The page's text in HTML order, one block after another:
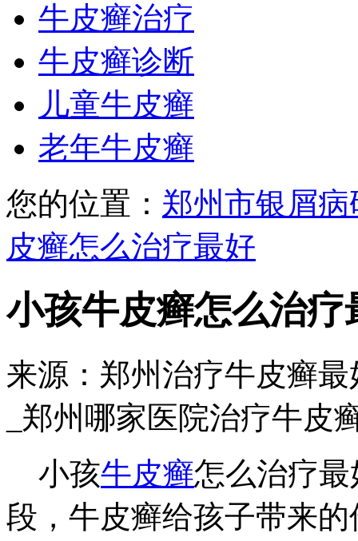
牛皮癣治疗
牛皮癣诊断
儿童牛皮癣
老年牛皮癣
您的位置： 郑州市银屑病
皮癣怎么治疗最好
小孩牛皮癣怎么治疗
来源：郑州治疗牛皮癣
_郑州哪家医院治疗牛皮
小孩牛皮癣怎么治疗
段，牛皮癣给孩子带来